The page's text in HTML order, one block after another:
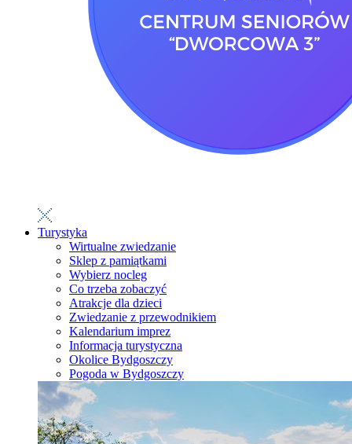
Turystyka
Wirtualne zwiedzanie
Sklep z pamiątkami
Wybierz nocleg
Co trzeba zobaczyć
Atrakcje dla dzieci
Zwiedzanie z przewodnikiem
Kalendarium imprez
Informacja turystyczna
Okolice Bydgoszczy
Pogoda w Bydgoszczy